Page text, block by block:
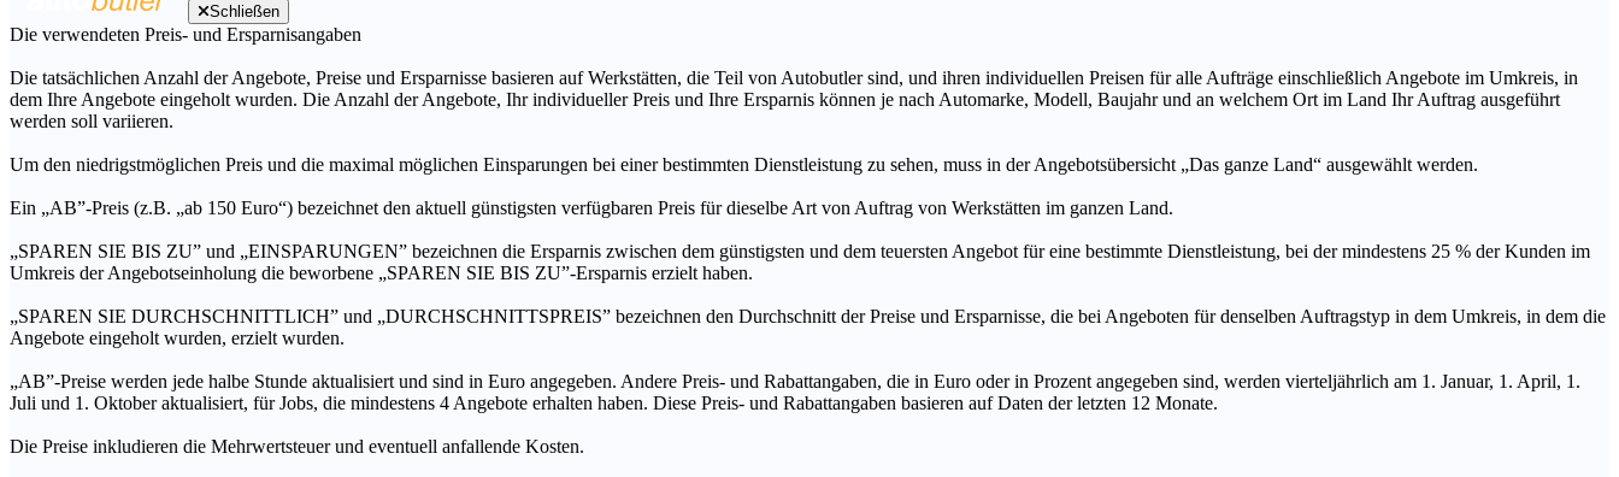
Schließen
Die verwendeten Preis- und Ersparnisangaben
Die tatsächlichen Anzahl der Angebote, Preise und Ersparnisse basieren auf Werkstätten, die Teil von Autobutler sind, und ihren individuellen Preisen für alle Aufträge einschließlich Angebote im Umkreis, in
dem Ihre Angebote eingeholt wurden. Die Anzahl der Angebote, Ihr individueller Preis und Ihre Ersparnis können je nach Automarke, Modell, Baujahr und an welchem Ort im Land Ihr Auftrag ausgeführt
werden soll variieren.
Um den niedrigstmöglichen Preis und die maximal möglichen Einsparungen bei einer bestimmten Dienstleistung zu sehen, muss in der Angebotsübersicht „Das ganze Land“ ausgewählt werden.
Ein „AB”-Preis (z.B. „ab 150 Euro“) bezeichnet den aktuell günstigsten verfügbaren Preis für dieselbe Art von Auftrag von Werkstätten im ganzen Land.
„SPAREN SIE BIS ZU” und „EINSPARUNGEN” bezeichnen die Ersparnis zwischen dem günstigsten und dem teuersten Angebot für eine bestimmte Dienstleistung, bei der mindestens 25 % der Kunden im
Umkreis der Angebotseinholung die beworbene „SPAREN SIE BIS ZU”-Ersparnis erzielt haben.
„SPAREN SIE DURCHSCHNITTLICH” und „DURCHSCHNITTSPREIS” bezeichnen den Durchschnitt der Preise und Ersparnisse, die bei Angeboten für denselben Auftragstyp in dem Umkreis, in dem die
Angebote eingeholt wurden, erzielt wurden.
„AB”-Preise werden jede halbe Stunde aktualisiert und sind in Euro angegeben. Andere Preis- und Rabattangaben, die in Euro oder in Prozent angegeben sind, werden vierteljährlich am 1. Januar, 1. April, 1.
Juli und 1. Oktober aktualisiert, für Jobs, die mindestens 4 Angebote erhalten haben. Diese Preis- und Rabattangaben basieren auf Daten der letzten 12 Monate.
Die Preise inkludieren die Mehrwertsteuer und eventuell anfallende Kosten.